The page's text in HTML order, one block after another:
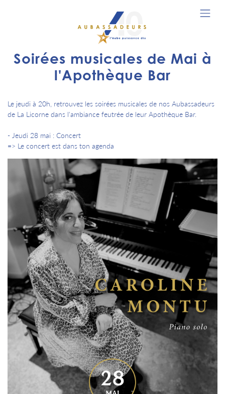
Soirées musicales de Mai à
l'Apothèque Bar
Le jeudi à 20h, retrouvez les soirées musicales de nos Aubassadeurs
de La Licorne dans l'ambiance feutrée de leur Apothèque Bar.
- Jeudi 28 mai : Concert
=> Le concert est dans ton agenda